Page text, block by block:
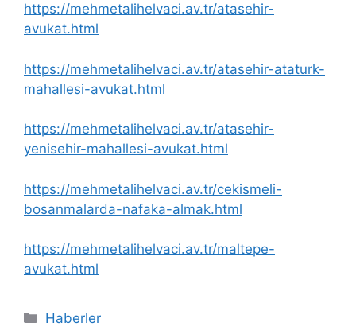
https://mehmetalihelvaci.av.tr/atasehir-
avukat.html
https://mehmetalihelvaci.av.tr/atasehir-ataturk-
mahallesi-avukat.html
https://mehmetalihelvaci.av.tr/atasehir-
yenisehir-mahallesi-avukat.html
https://mehmetalihelvaci.av.tr/cekismeli-
bosanmalarda-nafaka-almak.html
https://mehmetalihelvaci.av.tr/maltepe-
avukat.html
Kategoriler
Haberler